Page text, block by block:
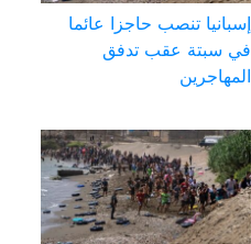
إسبانيا تنصب حاجزا عائما
في سبتة عقب تدفق
المهاجرين